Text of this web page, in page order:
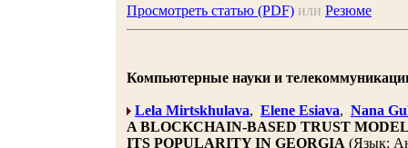
Просмотреть статью (PDF) или Резюме
Компьютерные науки и
Lela Mirtskhulava, Elene Esiava, Nana
A BLOCKCHAIN-BASED TRUST
ITS POPULARITY IN GEORGIA (Язык: